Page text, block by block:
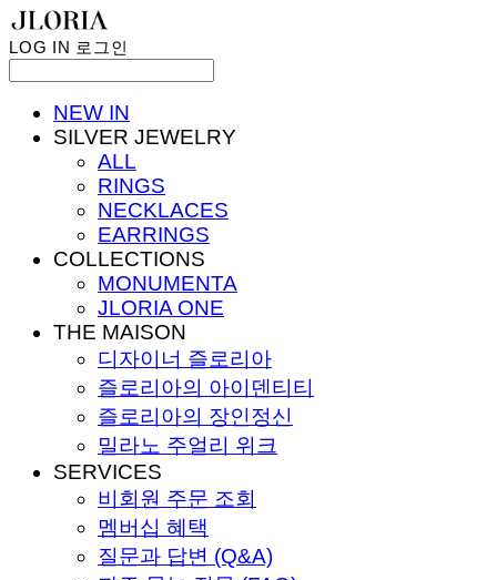
LOG IN 로그인
NEW IN
SILVER JEWELRY
ALL
RINGS
NECKLACES
EARRINGS
COLLECTIONS
MONUMENTA
JLORIA ONE
THE MAISON
디자이너 즐로리아
즐로리아의 아이덴티티
즐로리아의 장인정신
밀라노 주얼리 위크
SERVICES
비회원 주문 조회
멤버십 혜택
질문과 답변 (Q&A)